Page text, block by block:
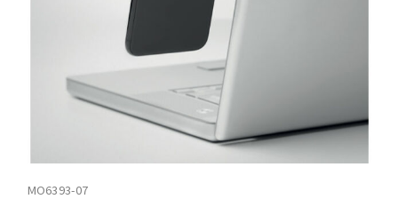
MO6393-07